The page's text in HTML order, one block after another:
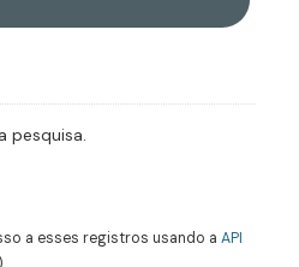
pesquisa.
a esses registros usando a API